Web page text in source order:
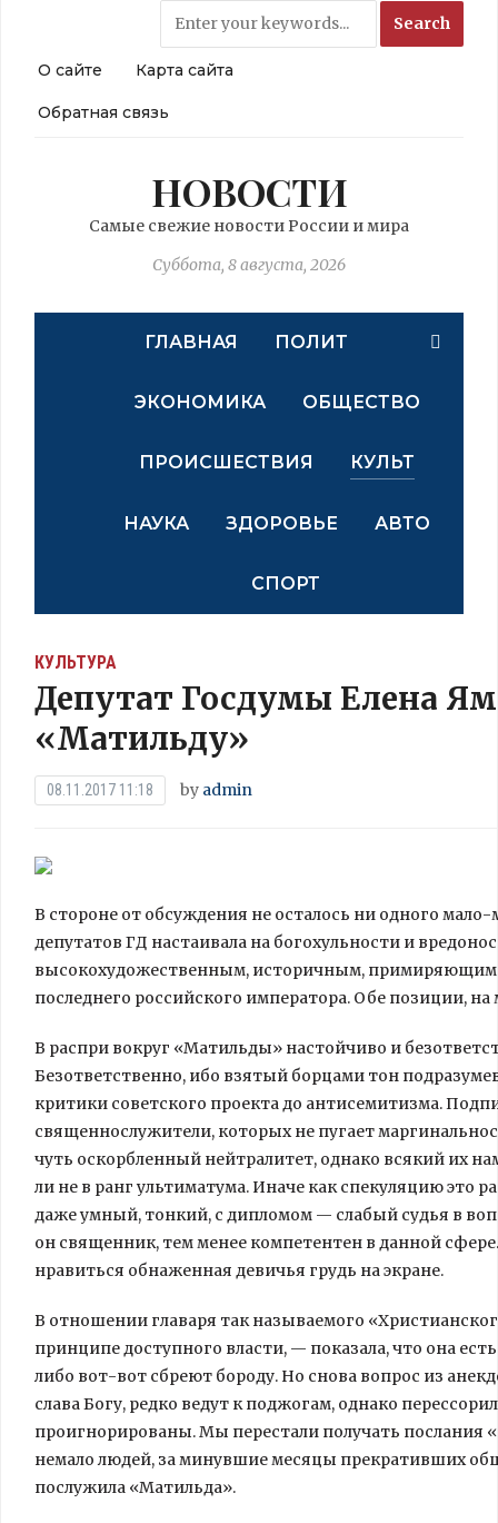
О сайте Карта сайта
Обратная связь
НОВОСТИ
Самые свежие новости России и мира
Суббота, 8 августа, 2026
ГЛАВНАЯ ПОЛИТ
ЭКОНОМИКА ОБЩЕСТВО
ПРОИСШЕСТВИЯ КУЛЬТ
НАУКА ЗДОРОВЬЕ АВТО
СПОРТ
КУЛЬТУРА
Депутат Госдумы Елена
«Матильду»
08.11.2017 11:18 by admin
В стороне от обсуждения не осталось ни одного
депутатов ГД настаивала на богохульности и
высокохудожественным, историчным,
последнего российского императора. Обе позиции,
В распри вокруг «Матильды» настойчиво и
Безответственно, ибо взятый борцами тон
критики советского проекта до антисемитизма.
священнослужители, которых не пугает
чуть оскорбленный нейтралитет, однако всякий их
ли не в ранг ультиматума. Иначе как спекуляцию это
даже умный, тонкий, с дипломом — слабый судья в
он священник, тем менее компетентен в данной
нравиться обнаженная девичья грудь на экране.
В отношении главаря так называемого
принципе доступного власти, — показала, что она
либо вот-вот сбреют бороду. Но снова вопрос из
слава Богу, редко ведут к поджогам, однако
проигнорированы. Мы перестали получать послания
немало людей, за минувшие месяцы прекративших
послужила «Матильда».